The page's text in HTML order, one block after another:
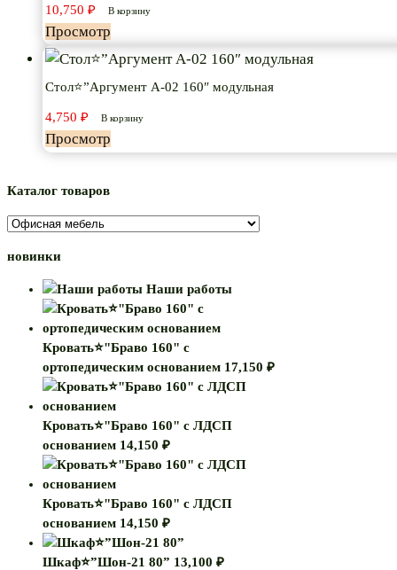
10,750 ₽ В корзину
Просмотр
Стол⭐”Аргумент А-02 160″ модульная
4,750 ₽ В корзину
Просмотр
Каталог товаров
новинки
Наши работы
Кровать⭐"Браво 160" с
ортопедическим основанием 17,150 ₽
Кровать⭐"Браво 160" с ЛДСП
основанием 14,150 ₽
Кровать⭐"Браво 160" с ЛДСП
основанием 14,150 ₽
Шкаф⭐”Шон-21 80” 13,100 ₽